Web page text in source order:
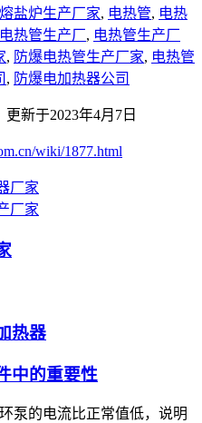
熔盐炉生产厂家, 电热管, 电热
电热管生产厂, 电热管生产厂
, 防爆电热管生产厂家, 电热管
, 防爆电加热器公司
更新于2023年4月7日
wiki/1877.html
厂家
厂家
热器
中的重要性
泵的电流比正常值低，说明